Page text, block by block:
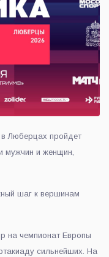
Люберцах пройдет
мужчин и женщин,
шаг к вершинам
на чемпионат Европы
сильнейших. На